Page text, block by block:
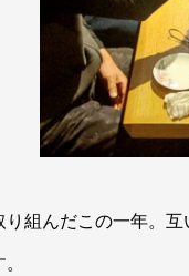
組んだこの一年。